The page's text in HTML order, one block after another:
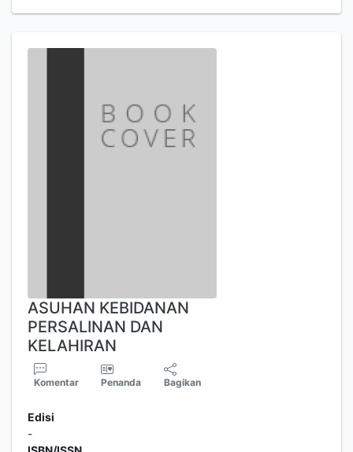
ASUHAN KEBIDANAN
PERSALINAN DAN
KELAHIRAN
Komentar Penanda Bagikan
Edisi
-